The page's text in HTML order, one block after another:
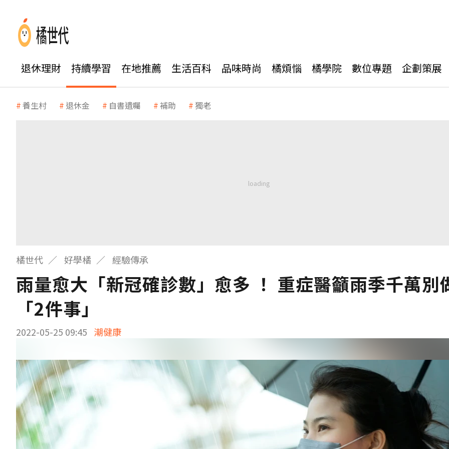
退休理財 持續學習 在地推薦 生活百科 品味時尚 橘煩惱 橘學院 數位專題 企劃策展
養生村 退休金 自書遺囑 補助 獨老
橘世代 好學橘 經驗傳承
雨量愈大「新冠確診數」愈多 ！ 重症醫籲雨季千萬別
「2件事」
2022-05-25 09:45 潮健康